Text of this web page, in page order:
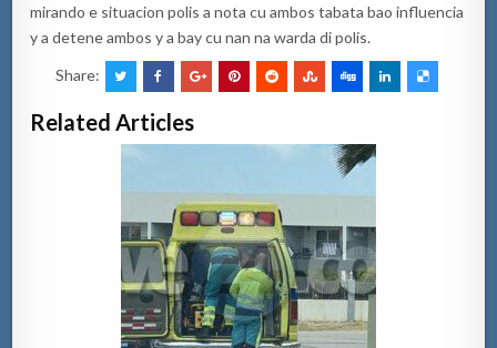
mirando e situacion polis a nota cu ambos tabata bao influencia
y a detene ambos y a bay cu nan na warda di polis.
Share:
Related Articles